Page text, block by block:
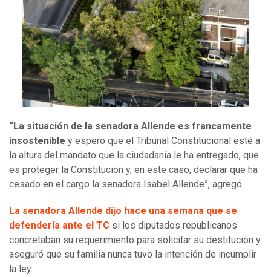
“La situación de la senadora Allende es francamente
insostenible y espero que el Tribunal Constitucional esté a
la altura del mandato que la ciudadanía le ha entregado, que
es proteger la Constitución y, en este caso, declarar que ha
cesado en el cargo la senadora Isabel Allende”, agregó.
La senadora Allende dijo hace una semana que se
defendería ante el TC si los diputados republicanos
concretaban su requerimiento para solicitar su destitución y
aseguró que su familia nunca tuvo la intención de incumplir
la ley.